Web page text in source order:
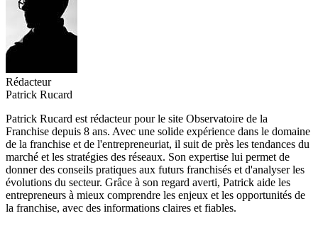
Rédacteur
Patrick Rucard
Patrick Rucard est rédacteur pour le site Observatoire de la
Franchise depuis 8 ans. Avec une solide expérience dans le domaine
de la franchise et de l'entrepreneuriat, il suit de près les tendances du
marché et les stratégies des réseaux. Son expertise lui permet de
donner des conseils pratiques aux futurs franchisés et d'analyser les
évolutions du secteur. Grâce à son regard averti, Patrick aide les
entrepreneurs à mieux comprendre les enjeux et les opportunités de
la franchise, avec des informations claires et fiables.